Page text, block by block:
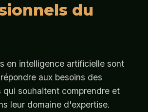
du
en intelligence artificielle sont
aux besoins des
qui souhaitent comprendre et
leur domaine d'expertise.